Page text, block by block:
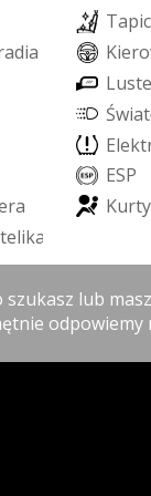
Tapic
adia Kiero
Luste
Świat
Elekt
ESP
ra Kurty
telika
szukasz lub
odpowiemy